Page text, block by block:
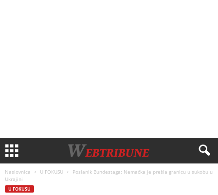
Naslovnica U FOKUSU
Poslanik Bundestaga: Nemačka je prešla granicu u sukobu u
Ukrajini
U FOKUSU